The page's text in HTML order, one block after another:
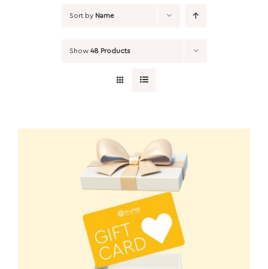
Sort by Name
Show 48 Products